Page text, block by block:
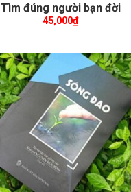
Tìm đúng người bạn đời
45,000₫
Thêm wishlist